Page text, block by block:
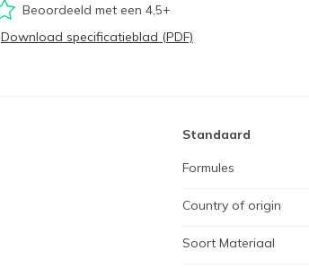
Beoordeeld met een 4,5+
Download specificatieblad (PDF)
Standaard
Formules
Country of origin
Soort Materiaal